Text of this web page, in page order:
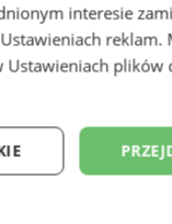
interesie
Ustawieniach reklam.
Ustawieniach plików